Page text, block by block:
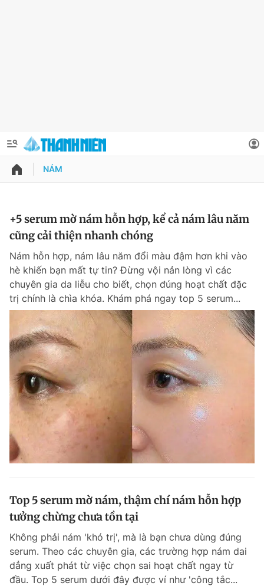
QUẢNG CÁO
Chuyên mục khác
Chào ngày mới Tin 24h
Tin thị trường Tin 360
Video Magazine
Sản phẩm khác
Tiện ích Bạn cần biết
Đọc Thanh Niên trên điện thoại
Thông tin tài khoản
Đổi mật khẩu
Tin đã lưu
Tin đã xem
Đăng xuất
NÁM
+5 serum mờ nám hỗn hợp, kể cả nám lâu năm
cũng cải thiện nhanh chóng
Nám hỗn hợp, nám lâu năm đổi màu đậm hơn khi vào
hè khiến bạn mất tự tin? Đừng vội nản lòng vì các
chuyên gia da liễu cho biết, chọn đúng hoạt chất đặc
trị chính là chìa khóa. Khám phá ngay top 5 serum...
Top 5 serum mờ nám, thậm chí nám hỗn hợp
tưởng chừng chưa tồn tại
Không phải nám 'khó trị', mà là bạn chưa dùng đúng
serum. Theo các chuyên gia, các trường hợp nám dai
dẳng xuất phát từ việc chọn sai hoạt chất ngay từ
đầu. Top 5 serum dưới đây được ví như 'công tắc...